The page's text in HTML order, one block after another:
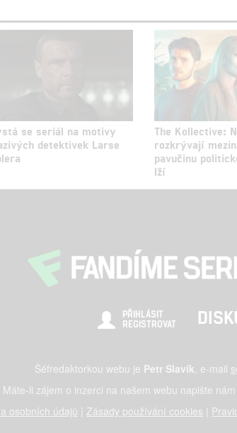
se seriál na motivy
detektivek Larse
The Kollective:
rozkrývají
pavučinu
lží
PŘIHLÁSIT
REGISTROVAT
Šéfredaktorkou webu je Petr Slavík , e-mail
Máte-li zájem o inzerci na našem webu napište
osobních údajů
Zásady používání cookies